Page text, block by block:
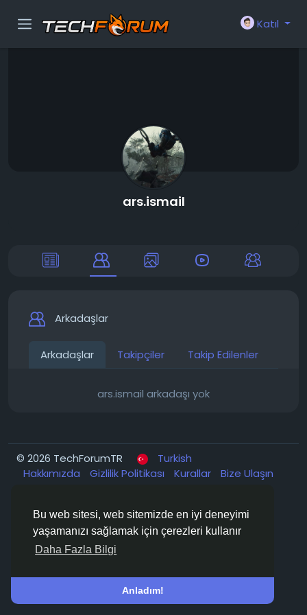
Bu web sitesi, web sitemizde en iyi deneyimi
yaşamanızı sağlamak için çerezleri kullanır
Daha Fazla Bilgi
Anladım!
Katıl
ars.ismail
Arkadaşlar
Arkadaşlar Takipçiler Takip Edilenler
ars.ismail arkadaşı yok
© 2026 TechForumTR
Turkish
Hakkımızda
Gizlilik Politikası Kurallar
Bize Ulaşın